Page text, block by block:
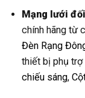
Mạng lưới
chính hãng từ
Đèn Rạng
thiết bị phụ trợ
chiếu sáng,